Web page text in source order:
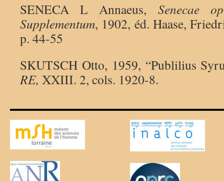
SENECA L Annaeus, Senecae
Supplementum, 1902, éd. Haase,
p. 44-55
SKUTSCH Otto, 1959, “Publilius
RE, XXIII. 2, cols. 1920-8.